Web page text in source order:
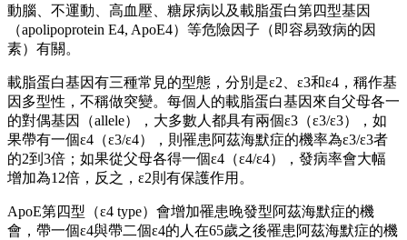
動腦、不運動、高血壓、糖尿病以及載脂蛋白第四型基因
（apolipoprotein E4, ApoE4）等危險因子（即容易致病的因
素）有關。
載脂蛋白基因有三種常見的型態，分別是ε2、ε3和ε4，稱作基
因多型性，不稱做突變。每個人的載脂蛋白基因來自父母各一
的對偶基因（allele），大多數人都具有兩個ε3（ε3/ε3），如
果帶有一個ε4（ε3/ε4），則罹患阿茲海默症的機率為ε3/ε3者
的2到3倍；如果從父母各得一個ε4（ε4/ε4），發病率會大幅
增加為12倍，反之，ε2則有保護作用。
ApoE第四型（ε4 type）會增加罹患晚發型阿茲海默症的機
會，帶一個ε4與帶二個ε4的人在65歲之後罹患阿茲海默症的機